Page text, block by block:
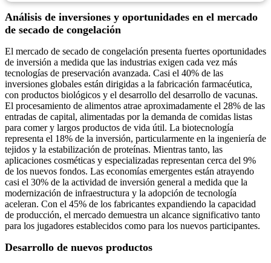
Análisis de inversiones y oportunidades en el mercado
de secado de congelación
El mercado de secado de congelación presenta fuertes oportunidades
de inversión a medida que las industrias exigen cada vez más
tecnologías de preservación avanzada. Casi el 40% de las
inversiones globales están dirigidas a la fabricación farmacéutica,
con productos biológicos y el desarrollo del desarrollo de vacunas.
El procesamiento de alimentos atrae aproximadamente el 28% de las
entradas de capital, alimentadas por la demanda de comidas listas
para comer y largos productos de vida útil. La biotecnología
representa el 18% de la inversión, particularmente en la ingeniería de
tejidos y la estabilización de proteínas. Mientras tanto, las
aplicaciones cosméticas y especializadas representan cerca del 9%
de los nuevos fondos. Las economías emergentes están atrayendo
casi el 30% de la actividad de inversión general a medida que la
modernización de infraestructura y la adopción de tecnología
aceleran. Con el 45% de los fabricantes expandiendo la capacidad
de producción, el mercado demuestra un alcance significativo tanto
para los jugadores establecidos como para los nuevos participantes.
Desarrollo de nuevos productos